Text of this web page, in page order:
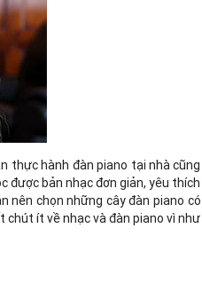
thực hành đàn piano tại nhà cũng
được bản nhạc đơn giản, yêu thích
nên chọn những cây đàn piano có
ít về nhạc và đàn piano vì như